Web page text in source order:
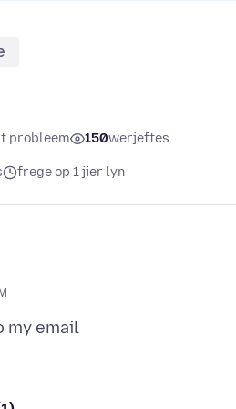
probleem 150werjeftes
frege op 1 jier lyn